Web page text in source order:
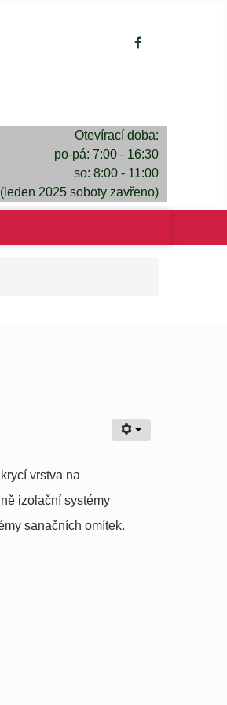
Otevírací doba:
po-pá: 7:00 - 16:30
so: 8:00 - 11:00
(leden 2025 soboty zavřeno)
vrstva na
izolační systémy
sanačních omítek.